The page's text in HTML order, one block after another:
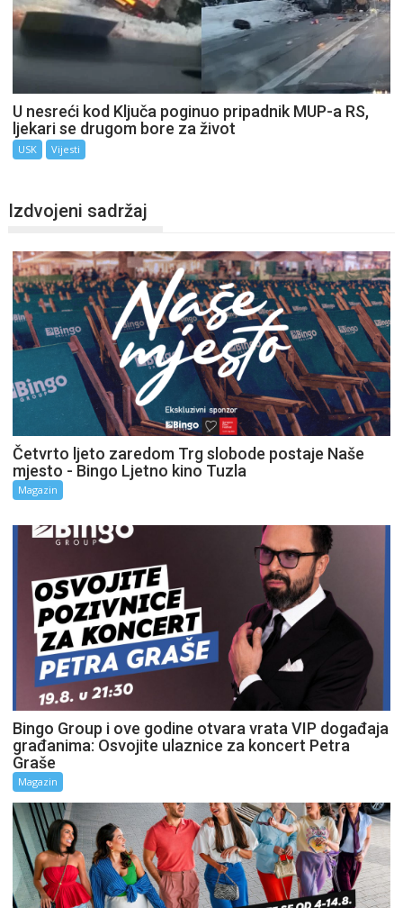
U nesreći kod Ključa poginuo pripadnik MUP-a RS,
ljekari se drugom bore za život
USK Vijesti
Izdvojeni sadržaj
Četvrto ljeto zaredom Trg slobode postaje Naše
mjesto - Bingo Ljetno kino Tuzla
Magazin
Bingo Group i ove godine otvara vrata VIP događaja
građanima: Osvojite ulaznice za koncert Petra
Graše
Magazin